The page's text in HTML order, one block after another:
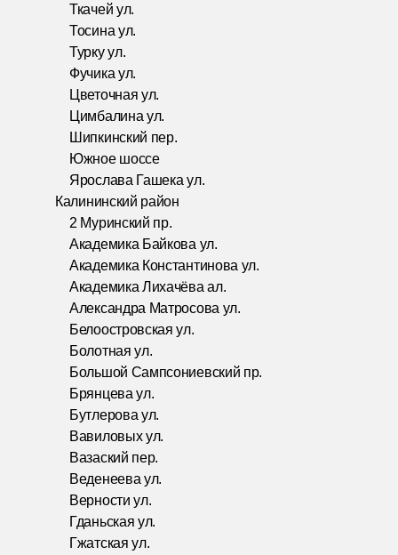
Ткачей ул.
Тосина ул.
Турку ул.
Фучика ул.
Цветочная ул.
Цимбалина ул.
Шипкинский пер.
Южное шоссе
Ярослава Гашека ул.
Калининский район
2 Муринский пр.
Академика Байкова ул.
Академика Константинова ул.
Академика Лихачёва ал.
Александра Матросова ул.
Белоостровская ул.
Болотная ул.
Большой Сампсониевский пр.
Брянцева ул.
Бутлерова ул.
Вавиловых ул.
Вазаский пер.
Веденеева ул.
Верности ул.
Гданьская ул.
Гжатская ул.